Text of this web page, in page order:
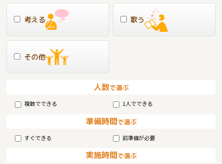
考える 歌う
その他
人数で選ぶ
複数でできる 1人でできる
準備時間で選ぶ
すぐできる 前準備が必要
実施時間で選ぶ